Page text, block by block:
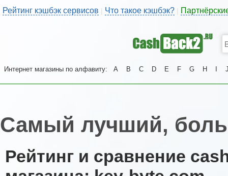
Рейтинг кэшбэк сервисов | Что такое кэшбэк?
Интернет магазины по алфавиту: A B C D E F G H
Самый лучший,
Рейтинг и сравнение